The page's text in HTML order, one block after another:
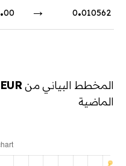
0.010562
→
.00
المخطط البياني منEUR
الماضية